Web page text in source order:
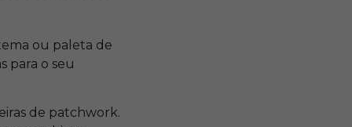
ou paleta de
para o seu
de patchwork.